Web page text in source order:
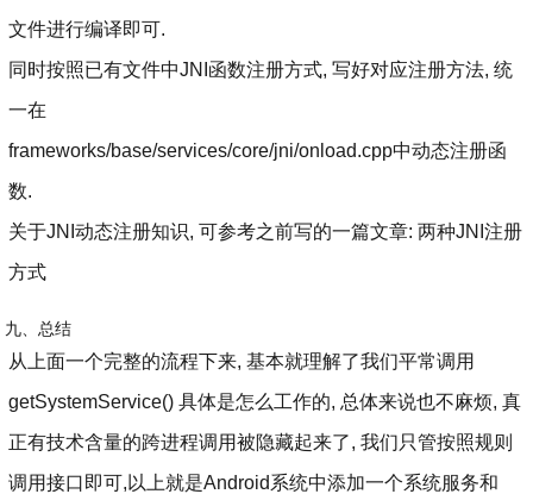
文件进行编译即可.
同时按照已有文件中JNI函数注册方式, 写好对应注册方法, 统
一在
frameworks/base/services/core/jni/onload.cpp中动态注册函
数.
关于JNI动态注册知识, 可参考之前写的一篇文章: 两种JNI注册
方式
九、总结
从上面一个完整的流程下来, 基本就理解了我们平常调用
getSystemService() 具体是怎么工作的, 总体来说也不麻烦, 真
正有技术含量的跨进程调用被隐藏起来了, 我们只管按照规则
调用接口即可,以上就是Android系统中添加一个系统服务和